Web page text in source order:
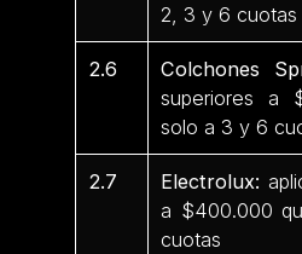
2, 3 y 6 cuotas
2.6 Colchones
superiores a
solo a 3 y 6
2.7 Electrolux:
a $400.000
cuotas